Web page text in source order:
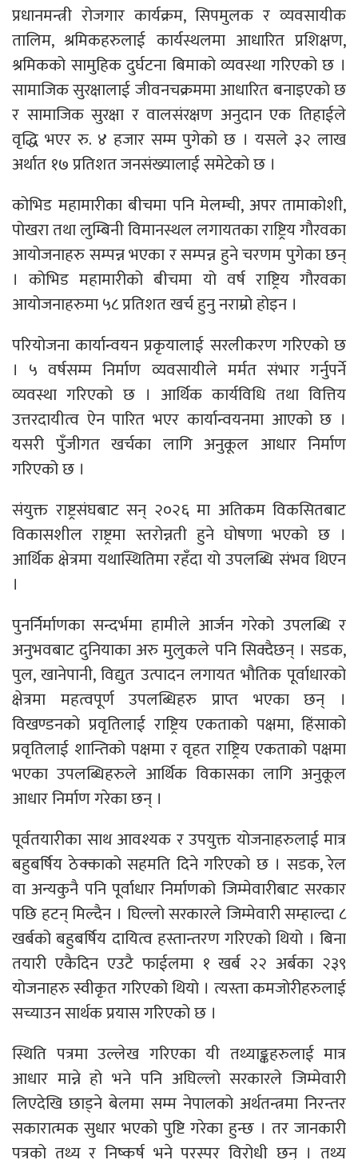
प्रधानमन्त्री रोजगार कार्यक्रम, सिपमुलक र व्यवसायीक
तालिम, श्रमिकहरुलाई कार्यस्थलमा आधारित प्रशिक्षण,
श्रमिकको सामुहिक दुर्घटना बिमाको व्यवस्था गरिएको छ ।
सामाजिक सुरक्षालाई जीवनचक्रममा आधारित बनाइएको छ
र सामाजिक सुरक्षा र वालसंरक्षण अनुदान एक तिहाईले
वृद्धि भएर रु. ४ हजार सम्म पुगेको छ । यसले ३२ लाख
अर्थात १७ प्रतिशत जनसंख्यालाई समेटेको छ ।
कोभिड महामारीका बीचमा पनि मेलम्ची, अपर तामाकोशी,
पोखरा तथा लुम्बिनी विमानस्थल लगायतका राष्ट्रिय गौरवका
आयोजनाहरु सम्पन्न भएका र सम्पन्न हुने चरणम पुगेका छन्
। कोभिड महामारीको बीचमा यो वर्ष राष्ट्रिय गौरवका
आयोजनाहरुमा ५८ प्रतिशत खर्च हुनु नराम्रो होइन ।
परियोजना कार्यान्वयन प्रकृयालाई सरलीकरण गरिएको छ
। ५ वर्षसम्म निर्माण व्यवसायीले मर्मत संभार गर्नुपर्ने
व्यवस्था गरिएको छ । आर्थिक कार्यविधि तथा वित्तिय
उत्तरदायीत्व ऐन पारित भएर कार्यान्वयनमा आएको छ ।
यसरी पुँजीगत खर्चका लागि अनुकूल आधार निर्माण
गरिएको छ ।
संयुक्त राष्ट्रसंघबाट सन् २०२६ मा अतिकम विकसितबाट
विकासशील राष्ट्रमा स्तरोन्नती हुने घोषणा भएको छ ।
आर्थिक क्षेत्रमा यथास्थितिमा रहँदा यो उपलब्धि संभव थिएन
।
पुनर्निर्माणका सन्दर्भमा हामीले आर्जन गरेको उपलब्धि र
अनुभवबाट दुनियाका अरु मुलुकले पनि सिक्दैछन् । सडक,
पुल, खानेपानी, विद्युत उत्पादन लगायत भौतिक पूर्वाधारको
क्षेत्रमा महत्वपूर्ण उपलब्धिहरु प्राप्त भएका छन् ।
विखण्डनको प्रवृतिलाई राष्ट्रिय एकताको पक्षमा, हिंसाको
प्रवृतिलाई शान्तिको पक्षमा र वृहत राष्ट्रिय एकताको पक्षमा
भएका उपलब्धिहरुले आर्थिक विकासका लागि अनुकूल
आधार निर्माण गरेका छन् ।
पूर्वतयारीका साथ आवश्यक र उपयुक्त योजनाहरुलाई मात्र
बहुबर्षिय ठेक्काको सहमति दिने गरिएको छ । सडक, रेल
वा अन्यकुनै पनि पूर्वाधार निर्माणको जिम्मेवारीबाट सरकार
पछि हटन् मिल्दैन । घिल्लो सरकारले जिम्मेवारी सम्हाल्दा ८
खर्बको बहुबर्षिय दायित्व हस्तान्तरण गरिएको थियो । बिना
तयारी एकैदिन एउटै फाईलमा १ खर्ब २२ अर्बका २३९
योजनाहरु स्वीकृत गरिएको थियो । त्यस्ता कमजोरीहरुलाई
सच्याउन सार्थक प्रयास गरिएको छ ।
स्थिति पत्रमा उल्लेख गरिएका यी तथ्याङ्कहरुलाई मात्र
आधार मान्ने हो भने पनि अघिल्लो सरकारले जिम्मेवारी
लिएदेखि छाड्ने बेलमा सम्म नेपालको अर्थतन्त्रमा निरन्तर
सकारात्मक सुधार भएको पुष्टि गरेका हुन्छ । तर जानकारी
पत्रको तथ्य र निष्कर्ष भने परस्पर विरोधी छन् । तथ्य